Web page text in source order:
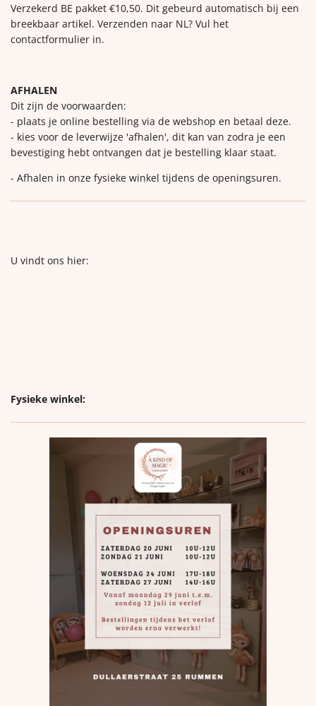
Verzekerd BE pakket €10,50. Dit gebeurd automatisch bij een
breekbaar artikel. Verzenden naar NL? Vul het
contactformulier in.
AFHALEN
Dit zijn de voorwaarden:
- plaats je online bestelling via de webshop en betaal deze.
- kies voor de leverwijze 'afhalen', dit kan van zodra je een
bevestiging hebt ontvangen dat je bestelling klaar staat.
- Afhalen in onze fysieke winkel tijdens de openingsuren.
U vindt ons hier:
Fysieke winkel: